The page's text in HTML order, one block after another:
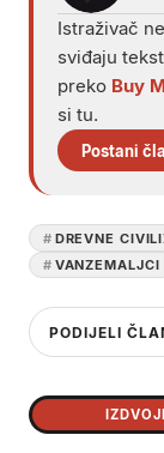
Istraživač
sviđaju
preko Buy
si tu.
Postani
DREVNE
VANZEMALJCI
PODIJELI